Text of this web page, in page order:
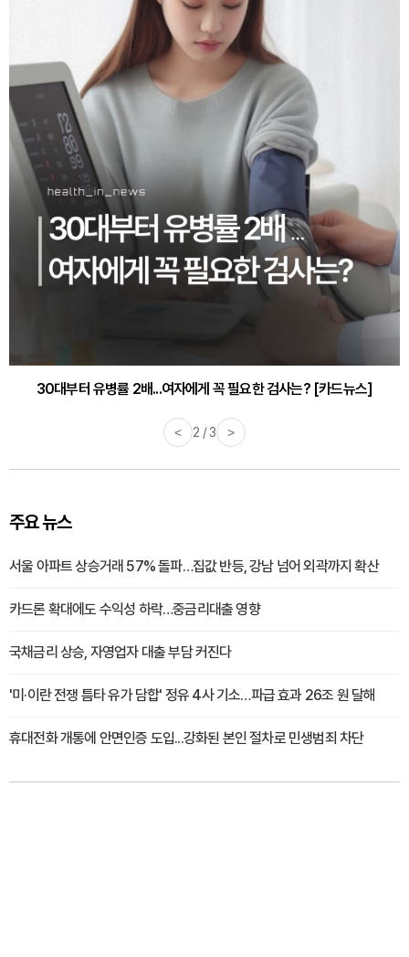
30대부터 유병률 2배...여자에게 꼭 필요한 검사는? [카드뉴스]
감기·독감 예방하고 면역력 높이는 4가지 영양제 [카드뉴스]
< 2 / 3 >
주요 뉴스
서울 아파트 상승거래 57% 돌파…집값 반등, 강남 넘어 외곽까지 확산
카드론 확대에도 수익성 하락…중금리대출 영향
국채금리 상승, 자영업자 대출 부담 커진다
'미·이란 전쟁 틈타 유가 담합' 정유 4사 기소…파급 효과 26조 원 달해
휴대전화 개통에 안면인증 도입...강화된 본인 절차로 민생범죄 차단